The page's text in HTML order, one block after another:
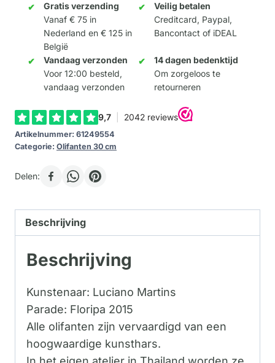
Gratis verzending
Vanaf € 75 in
Nederland en € 125 in
België
Veilig betalen
Creditcard, Paypal,
Bancontact of iDEAL
Vandaag verzonden
Voor 12:00 besteld,
vandaag verzonden
14 dagen bedenktijd
Om zorgeloos te
retourneren
Artikelnummer: 61249554
Categorie: Olifanten 30 cm
Delen:
Beschrijving
Beschrijving
Kunstenaar: Luciano Martins
Parade: Floripa 2015
Alle olifanten zijn vervaardigd van een
hoogwaardige kunsthars.